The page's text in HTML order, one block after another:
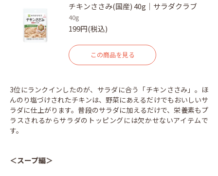
チキンささみ(国産) 40g｜サラダクラブ
40g
199円(税込)
この商品を見る
3位にランクインしたのが、サラダに合う「チキンささみ」。ほ
んのり塩づけされたチキンは、野菜にあえるだけでもおいしいサ
ラダに仕上がります。普段のサラダに加えるだけで、栄養素もプ
ラスされるからサラダのトッピングには欠かせないアイテムで
す。
＜スープ編＞